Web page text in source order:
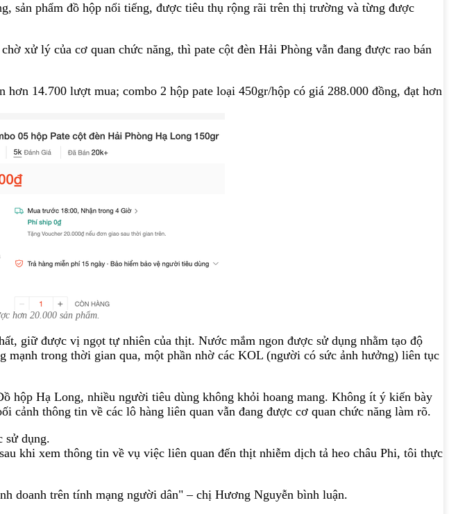
sản phẩm đồ hộp nổi tiếng, được tiêu thụ rộng rãi trên thị trường và từng được
xử lý của cơ quan chức năng, thì pate cột đèn Hải Phòng vẫn đang được rao bán
14.700 lượt mua; combo 2 hộp pate loại 450gr/hộp có giá 288.000 đồng, đạt hơn
hơn 20.000 sản phẩm.
giữ được vị ngọt tự nhiên của thịt. Nước mắm ngon được sử dụng nhằm tạo độ
mạnh trong thời gian qua, một phần nhờ các KOL (người có sức ảnh hưởng) liên tục
hộp Hạ Long, nhiều người tiêu dùng không khỏi hoang mang. Không ít ý kiến bày
cảnh thông tin về các lô hàng liên quan vẫn đang được cơ quan chức năng làm rõ.
sử dụng.
khi xem thông tin về vụ việc liên quan đến thịt nhiễm dịch tả heo châu Phi, tôi thực
doanh trên tính mạng người dân" – chị Hương Nguyễn bình luận.